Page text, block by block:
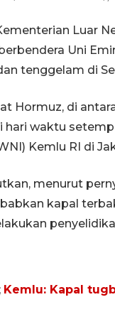
Luar
Uni
tenggelam di
Hormuz, di
hari waktu
Kemlu RI di
menurut
kapal
Kemlu: Kapal